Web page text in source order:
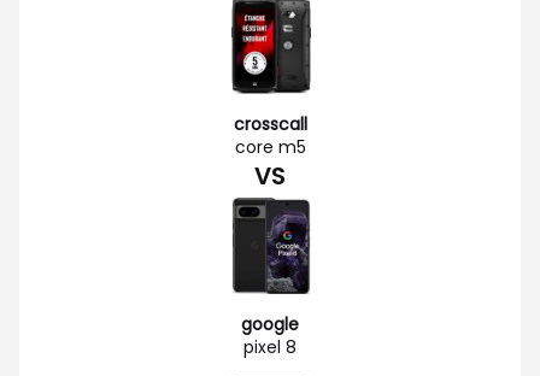
crosscall
core m5
VS
google
pixel 8